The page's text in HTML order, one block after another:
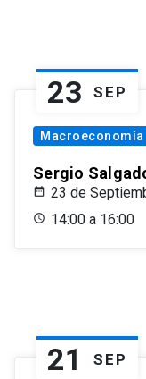
23 SEP
Macroeconomía
Sergio
23 de
14:00 a 16:00
21 SEP